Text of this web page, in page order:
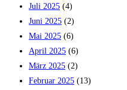
Juli 2025 (4)
Juni 2025 (2)
Mai 2025 (6)
April 2025 (6)
März 2025 (2)
Februar 2025 (13)